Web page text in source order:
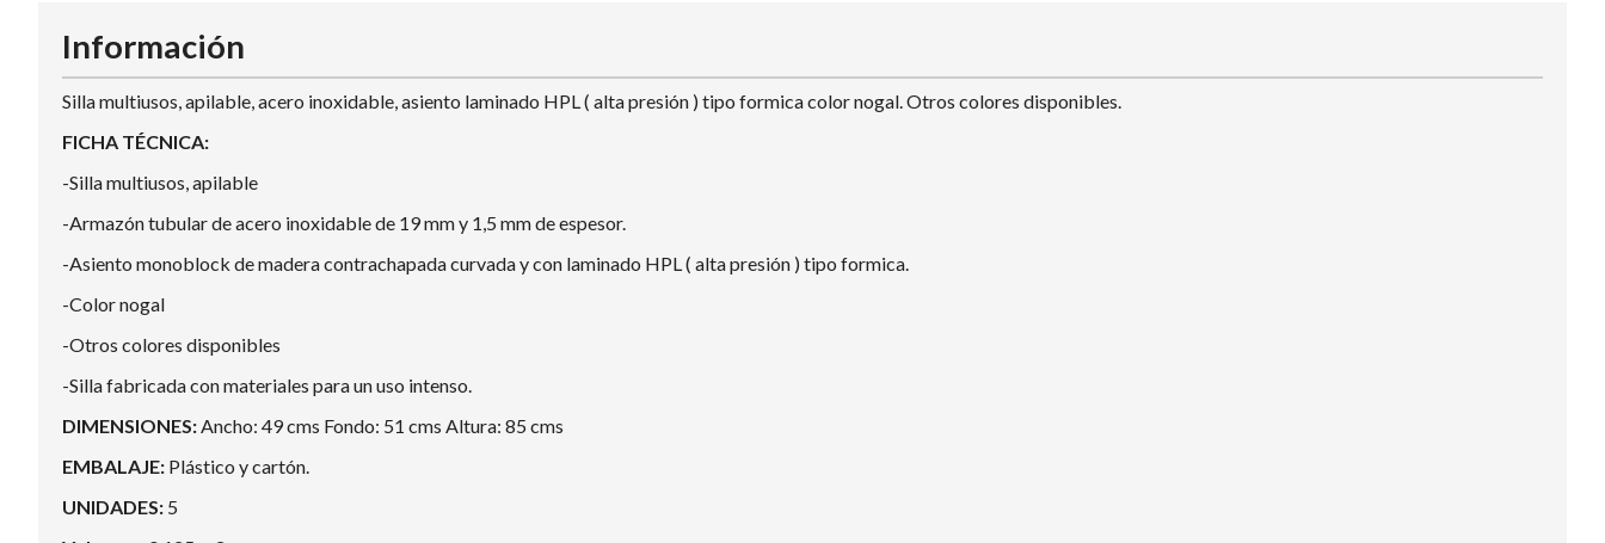
Información
Silla multiusos, apilable, acero inoxidable, asiento laminado HPL ( alta presión ) tipo formica color nogal. Otros colores disponibles.
FICHA TÉCNICA:
-Silla multiusos, apilable
-Armazón tubular de acero inoxidable de 19 mm y 1,5 mm de espesor.
-Asiento monoblock de madera contrachapada curvada y con laminado HPL ( alta presión ) tipo formica.
-Color nogal
-Otros colores disponibles
-Silla fabricada con materiales para un uso intenso.
DIMENSIONES:Ancho: 49 cms Fondo: 51 cms Altura: 85 cms
EMBALAJE: Plástico y cartón.
UNIDADES: 5